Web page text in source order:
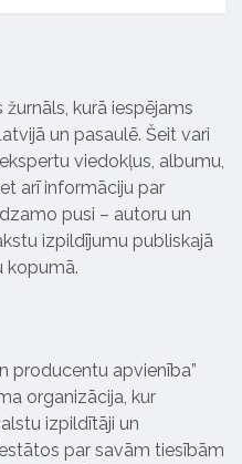
kurā iespējams
un pasaulē. Šeit vari
viedokļus, albumu,
arī informāciju par
pusi – autoru un
izpildījumu publiskajā
kopumā.
producentu apvienība”
organizācija, kur
izpildītāji un
par savām tiesībām